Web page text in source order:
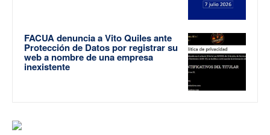
FACUA denuncia a Vito Quiles ante
Protección de Datos por registrar su
web a nombre de una empresa
inexistente